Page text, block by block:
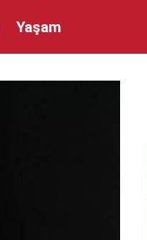
Yaşam